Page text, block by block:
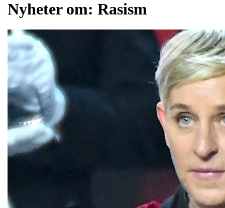
Nyheter om: Rasism